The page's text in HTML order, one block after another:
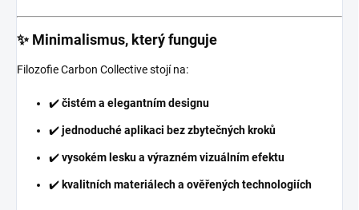
✨ Minimalismus, který funguje
Filozofie Carbon Collective stojí na:
✔️čistém a elegantním designu
✔️jednoduché aplikaci bez zbytečných kroků
✔️vysokém lesku a výrazném vizuálním efektu
✔️ kvalitních materiálech a ověřených technologiích